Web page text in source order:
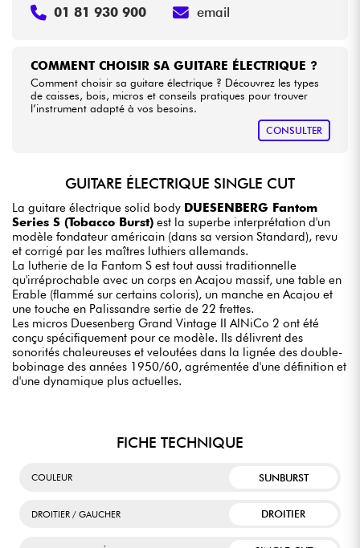
COMMENT CHOISIR SA GUITARE ÉLECTRIQUE ?
Comment choisir sa guitare électrique ? Découvrez les types
de caisses, bois, micros et conseils pratiques pour trouver
l’instrument adapté à vos besoins.
CONSULTER
01 81 930 900 email
GUITARE ÉLECTRIQUE SINGLE CUT
La guitare électrique solid body DUESENBERG Fantom
Series S (Tobacco Burst) est la superbe interprétation d'un
modèle fondateur américain (dans sa version Standard), revu
et corrigé par les maîtres luthiers allemands.
La lutherie de la Fantom S est tout aussi traditionnelle
qu'irréprochable avec un corps en Acajou massif, une table en
Erable (flammé sur certains coloris), un manche en Acajou et
une touche en Palissandre sertie de 22 frettes.
Les micros Duesenberg Grand Vintage II AlNiCo 2 ont été
conçu spécifiquement pour ce modèle. Ils délivrent des
sonorités chaleureuses et veloutées dans la lignée des double-
bobinage des années 1950/60, agrémentée d'une définition et
d'une dynamique plus actuelles.
FICHE TECHNIQUE
COULEUR SUNBURST
DROITIER / GAUCHER DROITIER